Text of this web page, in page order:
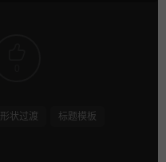
形状过渡
标题模板